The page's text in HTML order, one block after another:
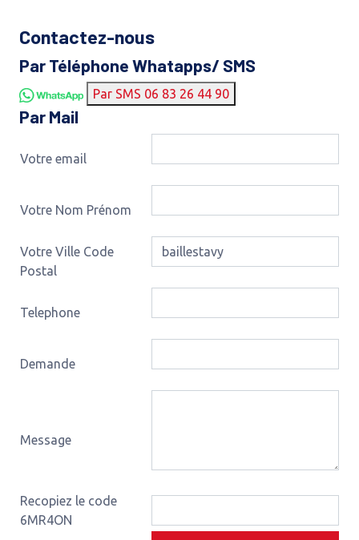
Contactez-nous
Par Téléphone Whatapps/ SMS
Par SMS 06 83 26 44 90
Par Mail
Votre email
Votre Nom Prénom
Votre Ville Code
Postal
Telephone
Demande
Message
Recopiez le code
6MR4ON